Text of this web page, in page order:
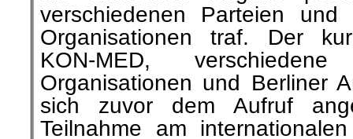
„Lügen die Medien….“ heißt,
Bürger ist´s zufrieden.
armseligen Wahlen klatscht
und jubelt den
Prozent haben da keine
Buchtipp: »Lügen die Medien?